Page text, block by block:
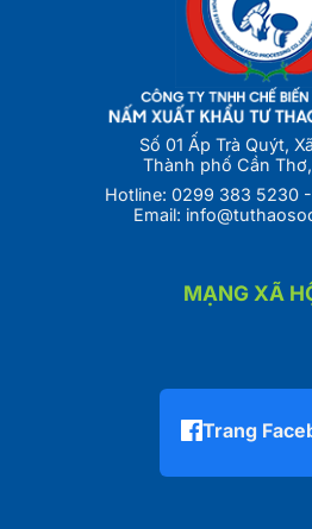
Số 01 Ấp Trà Quýt,
Thành phố Cần
Hotline: 0299 383 5230-
Email:
MẠNG XÃ
Trang